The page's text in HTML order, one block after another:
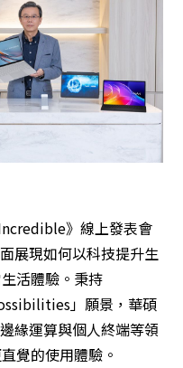
》線上發表會
展現如何以科技提升生
活體驗。秉持
」願景，華碩
緣運算與個人終端等領
覺的使用體驗。